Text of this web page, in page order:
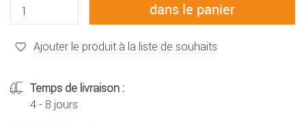
Ajouter le produit à la liste de souhaits
Temps de livraison :
4 - 8 jours